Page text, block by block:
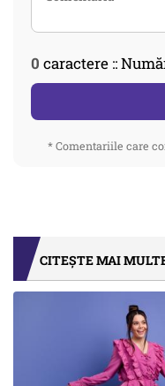
0 caractere ::
* Comentariile care
CITEȘTE MAI